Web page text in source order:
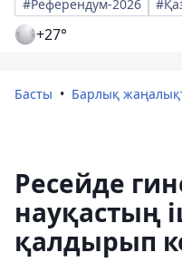
#Референдум-2026
+27°
Басты Барлық
Ресейде
науқастың
қалдырып